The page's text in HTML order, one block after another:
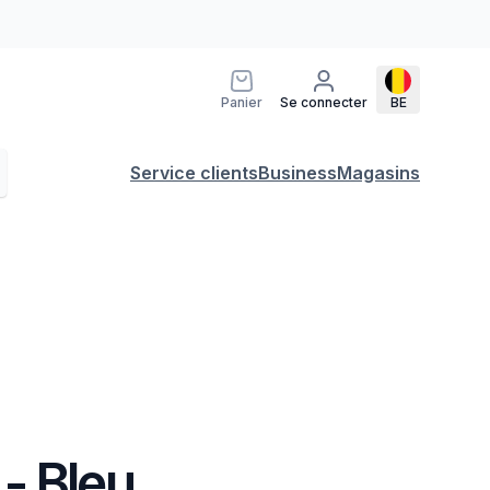
Panier Se connecter BE
Service clientsBusinessMagasins